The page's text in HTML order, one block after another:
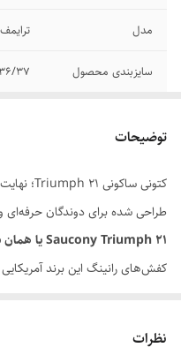
مدل ترایمف 21 | Triumph 21
سایزبندی محصول 36/37
توضیحات
کتونی ساکونی Triumph 21؛ نهایت نرمی و راحتی برای دویدن‌های طولانی
طراحی شده برای دوندگان حرفه‌ای و
Saucony Triumph 21 یا همان ساکونی ترایمف ۲۱
کفش‌های رانینگ این برند
نظرات